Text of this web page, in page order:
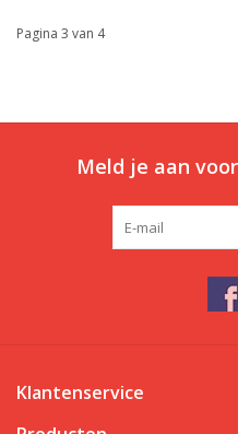
Pagina 3 van 4
Meld je aan
Klantenservice